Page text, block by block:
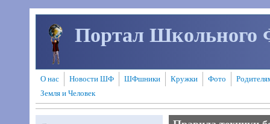
Перейти к основному содержанию
Портал Школьного
О нас Новости ШФ ШФшники Кружки Фото
Земля и Человек